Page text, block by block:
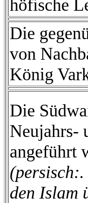
höfische
Die
von
König
Die
Neujahrs-
angeführt
den Islam